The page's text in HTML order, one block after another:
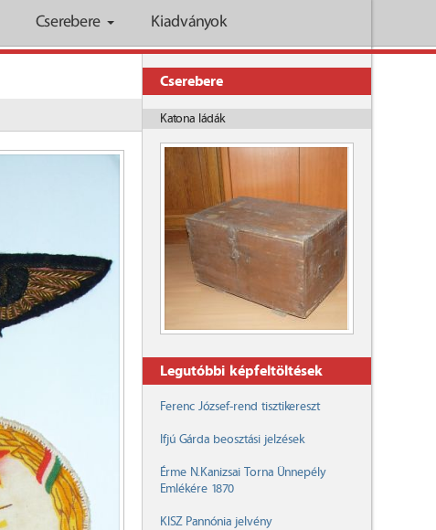
Cserebere Kiadványok
Cserebere
Katona ládák
Legutóbbi képfeltöltések
Ferenc József-rend tisztikereszt
Ifjú Gárda beosztási jelzések
Érme N.Kanizsai Torna Ünnepély
Emlékére 1870
KISZ Pannónia jelvény